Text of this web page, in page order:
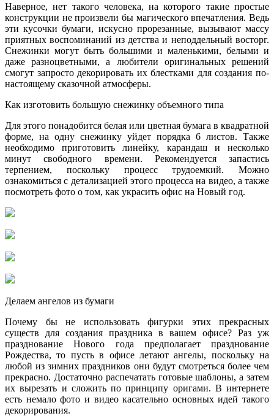
Наверное, нет такого человека, на которого такие простые
конструкции не произвели бы магического впечатления. Ведь
эти кусочки бумаги, искусно прорезанные, вызывают массу
приятных воспоминаний из детства и неподдельный восторг.
Снежинки могут быть большими и маленькими, белыми и
даже разноцветными, а любители оригинальных решений
смогут запросто декорировать их блестками для создания по-
настоящему сказочной атмосферы.
Как изготовить большую снежинку объемного типа
Для этого понадобится белая или цветная бумага в квадратной
форме, на одну снежинку уйдет порядка 6 листов. Также
необходимо приготовить линейку, карандаш и несколько
минут свободного времени. Рекомендуется запастись
терпением, поскольку процесс трудоемкий. Можно
ознакомиться с детализацией этого процесса на видео, а также
посмотреть фото о том, как украсить офис на Новый год.
Делаем ангелов из бумаги
Почему бы не использовать фигурки этих прекрасных
существ для создания праздника в вашем офисе? Раз уж
празднование Нового года предполагает празднование
Рождества, то пусть в офисе летают ангелы, поскольку на
любой из зимних праздников они будут смотреться более чем
прекрасно. Достаточно распечатать готовые шаблоны, а затем
их вырезать и сложить по принципу оригами. В интернете
есть немало фото и видео касательно основных идей такого
декорирования.